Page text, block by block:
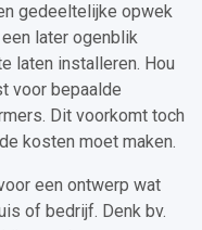
gedeeltelijke opwek
later ogenblik
laten installeren. Hou
voor bepaalde
Dit voorkomt toch
kosten moet maken.
een ontwerp wat
of bedrijf. Denk bv.